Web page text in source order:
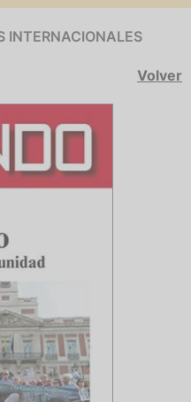
INTERNACIONALES
Volver